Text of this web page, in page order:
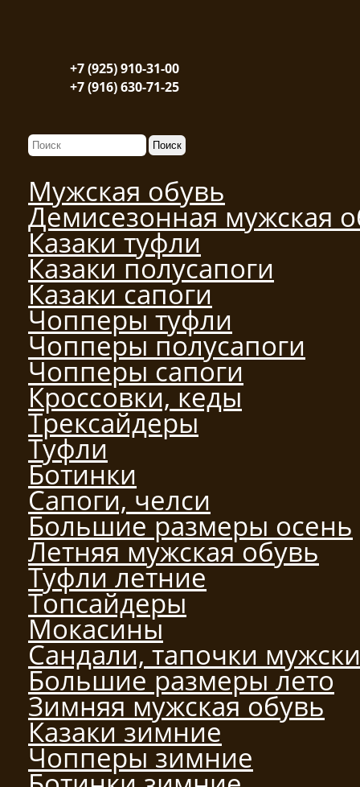
+7 (925) 910-31-00
+7 (916) 630-71-25
Мужская обувь
Демисезонная мужская
Казаки туфли
Казаки полусапоги
Казаки сапоги
Чопперы туфли
Чопперы полусапоги
Чопперы сапоги
Кроссовки, кеды
Трексайдеры
Туфли
Ботинки
Сапоги, челси
Большие размеры осень
Летняя мужская обувь
Туфли летние
Топсайдеры
Мокасины
Сандали, тапочки
Большие размеры лето
Зимняя мужская обувь
Казаки зимние
Чопперы зимние